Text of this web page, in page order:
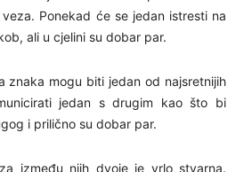
Ponekad će se jedan istresti na
ali u cjelini su dobar par.
znaka mogu biti jedan od najsretnijih
jedan s drugim kao što bi
i prilično su dobar par.
između njih dvoje je vrlo stvarna.